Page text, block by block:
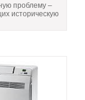
проблему –
историческую